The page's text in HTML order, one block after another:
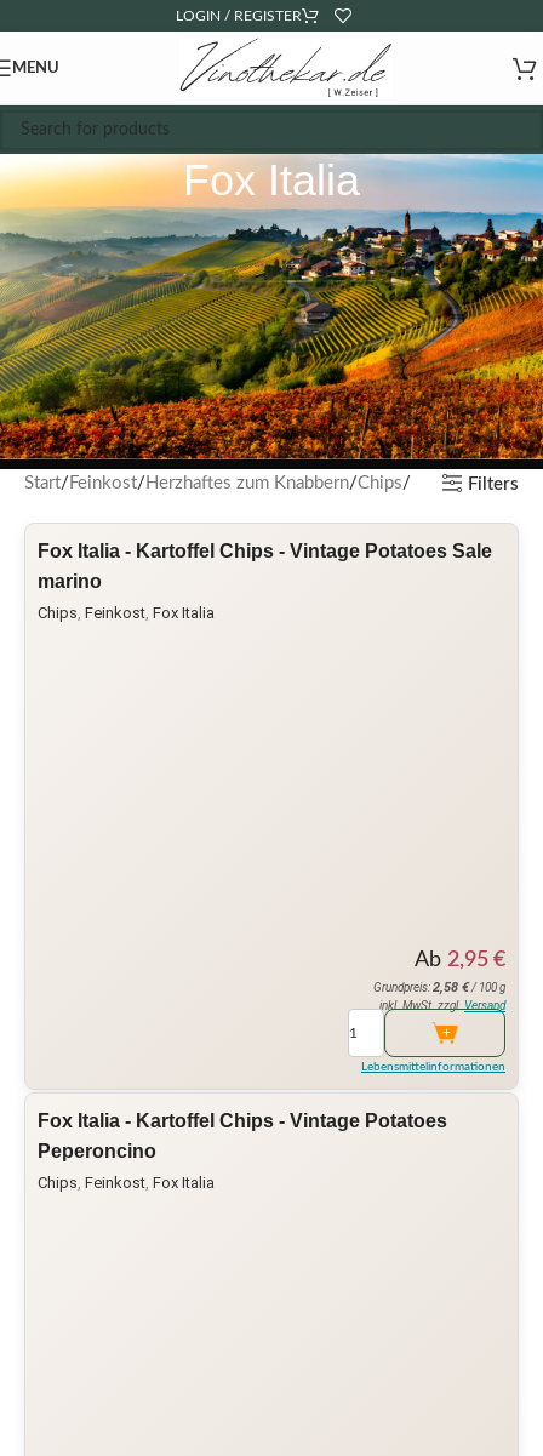
LOGIN / REGISTER
MENU
Fox Italia
Start Feinkost Herzhaftes zum Knabbern Chips Filters
Fox Italia - Kartoffel Chips - Vintage Potatoes Sale
marino
Chips, Feinkost, Fox Italia
Ab 2,95 €
Grundpreis:2,58 €/ 100 g
inkl. MwSt. zzgl. Versand
Lebensmittelinformationen
Fox Italia - Kartoffel Chips - Vintage Potatoes
Peperoncino
Chips, Feinkost, Fox Italia